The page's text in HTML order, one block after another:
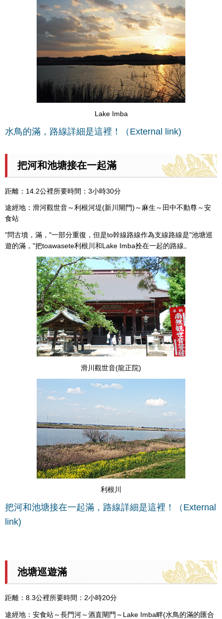
Lake Imba
水鳥的滿，路線詳細是這裡！（External link)
把河和池塘接在一起滿
距離：14.2公裡所要時間：3小時30分
途經地：滑河觀世音～利根河堤(新川閘門)～麻生～田中不動尊～安
食站
"問古墳，滿，"一部分重復，但是to幹線路線作為支線路線是"池塘巡
遊的滿，"把toawasete利根川和Lake Imba拴在一起的路線。
滑川觀世音(龍正院)
利根川
把河和池塘接在一起滿，路線詳細是這裡！（External
link)
池塘巡遊滿
距離：8.3公裡所要時間：2小時20分
途經地：安食站～長門河～酒直閘門～Lake Imba畔(水鳥的滿的匯合